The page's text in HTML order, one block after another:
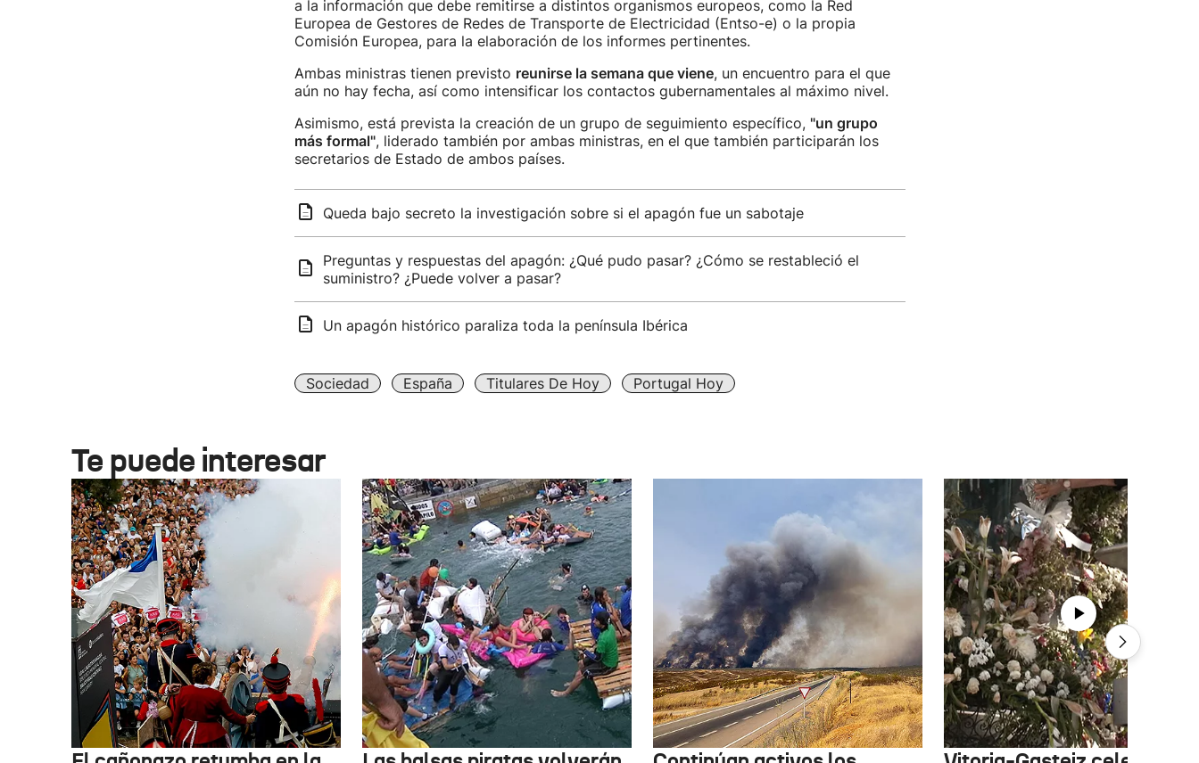
a la información que debe remitirse a distintos organismos europeos, como la Red
Europea de Gestores de Redes de Transporte de Electricidad (Entso-e) o la propia
Comisión Europea, para la elaboración de los informes pertinentes.
Ambas ministras tienen previsto reunirse la semana que viene, un encuentro para el que
aún no hay fecha, así como intensificar los contactos gubernamentales al máximo nivel.
Asimismo, está prevista la creación de un grupo de seguimiento específico, "un grupo
más formal", liderado también por ambas ministras, en el que también participarán los
secretarios de Estado de ambos países.
Queda bajo secreto la investigación sobre si el apagón fue un sabotaje
Preguntas y respuestas del apagón: ¿Qué pudo pasar? ¿Cómo se restableció el
suministro? ¿Puede volver a pasar?
Un apagón histórico paraliza toda la península Ibérica
Sociedad España Titulares De Hoy Portugal Hoy
Te puede interesar